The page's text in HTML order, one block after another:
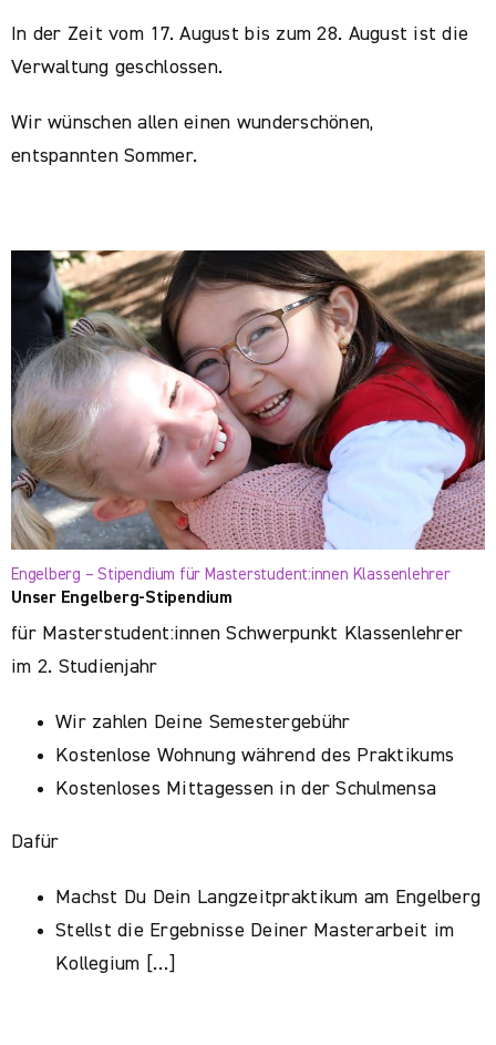
In der Zeit vom 17. August bis zum 28. August ist die
Verwaltung geschlossen.
Wir wünschen allen einen wunderschönen,
entspannten Sommer.
Engelberg – Stipendium für Masterstudent:innen Klassenlehrer
Unser Engelberg-Stipendium
für Masterstudent:innen Schwerpunkt Klassenlehrer
im 2. Studienjahr
Wir zahlen Deine Semestergebühr
Kostenlose Wohnung während des Praktikums
Kostenloses Mittagessen in der Schulmensa
Dafür
Machst Du Dein Langzeitpraktikum am Engelberg
Stellst die Ergebnisse Deiner Masterarbeit im
Kollegium […]